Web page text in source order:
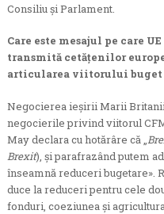
Consiliu și Parlament.
Care este mesajul pe care
transmită cetățenilor
articularea viitorului
Negocierea ieșirii Marii
negocierile privind viitorul
May declara cu hotărâre că „
Brexit), și parafrazând putem
înseamnă reduceri bugetare».
duce la reduceri pentru cele
fonduri, coeziunea și